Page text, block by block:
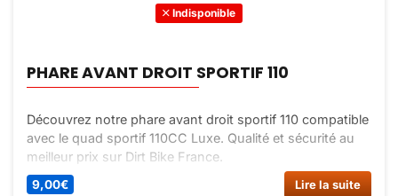
Indisponible
PHARE AVANT DROIT SPORTIF 110
Découvrez notre phare avant droit sportif 110 compatible
avec le quad sportif 110CC Luxe. Qualité et sécurité au
meilleur prix sur Dirt Bike France.
9,00€ Lire la suite